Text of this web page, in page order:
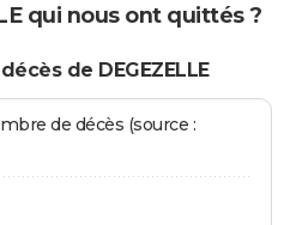
qui nous ont quittés ?
de DEGEZELLE
de décès (source :